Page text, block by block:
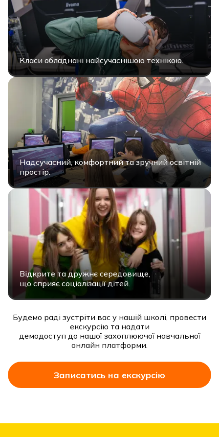
Класи обладнані найсучаснішою технікою.
Надсучасний, комфортний та зручний освітній
простір.
Відкрите та дружнє середовище,
що сприяє соціалізації дітей.
Будемо раді зустріти вас у нашій школі, провести
екскурсію та надати
демодоступ до нашої захоплюючої навчальної
онлайн платформи.
Записатись на екскурсію